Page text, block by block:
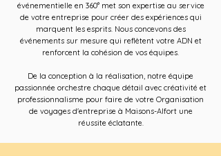
événementielle en 360° met son expertise au service
de votre entreprise pour créer des expériences qui
marquent les esprits. Nous concevons des
événements sur mesure qui reflètent votre ADN et
renforcent la cohésion de vos équipes.
De la conception à la réalisation, notre équipe
passionnée orchestre chaque détail avec créativité et
professionnalisme pour faire de votre Organisation
de voyages d'entreprise à Maisons-Alfort une
réussite éclatante.